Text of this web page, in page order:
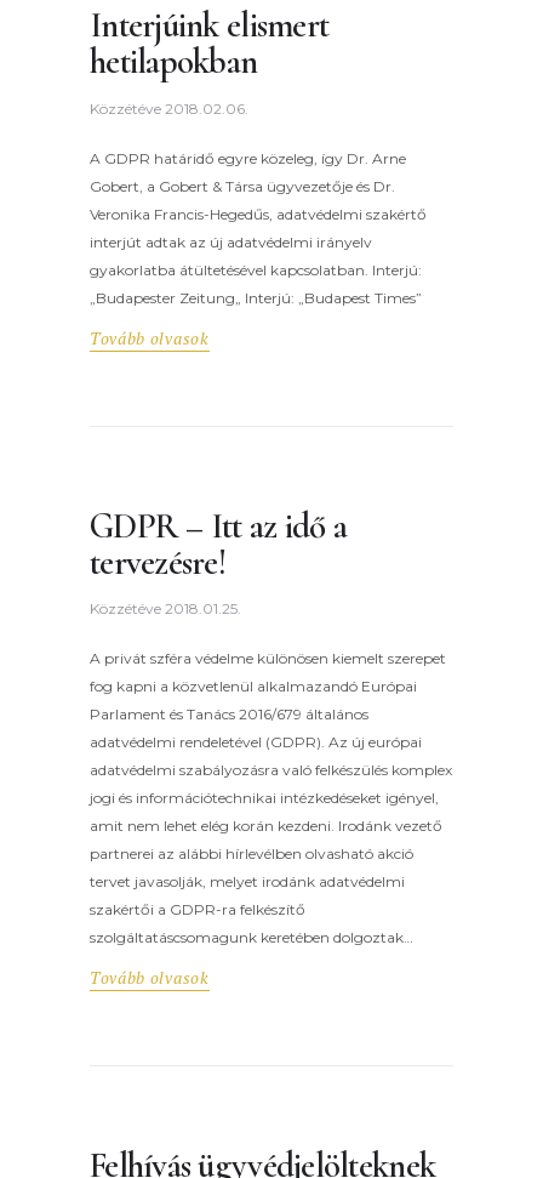
Interjúink elismert
hetilapokban
Közzétéve 2018.02.06.
A GDPR határidő egyre közeleg, így Dr. Arne
Gobert, a Gobert & Társa ügyvezetője és Dr.
Veronika Francis-Hegedűs, adatvédelmi szakértő
interjút adtak az új adatvédelmi irányelv
gyakorlatba átültetésével kapcsolatban. Interjú:
„Budapester Zeitung„ Interjú: „Budapest Times”
Tovább olvasok
GDPR – Itt az idő a
tervezésre!
Közzétéve 2018.01.25.
A privát szféra védelme különösen kiemelt szerepet
fog kapni a közvetlenül alkalmazandó Európai
Parlament és Tanács 2016/679 általános
adatvédelmi rendeletével (GDPR). Az új európai
adatvédelmi szabályozásra való felkészülés komplex
jogi és információtechnikai intézkedéseket igényel,
amit nem lehet elég korán kezdeni. Irodánk vezető
partnerei az alábbi hírlevélben olvasható akció
tervet javasolják, melyet irodánk adatvédelmi
szakértői a GDPR-ra felkészítő
szolgáltatáscsomagunk keretében dolgoztak…
Tovább olvasok
Felhívás ügyvédjelölteknek